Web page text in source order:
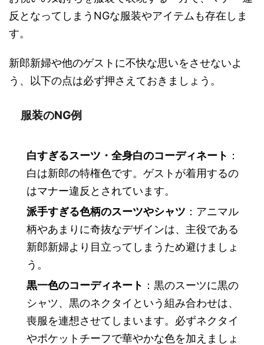
反となってしまうNGな服装やアイテムも存在しま
す。
新郎新婦や他のゲストに不快な思いをさせないよ
う、以下の点は必ず押さえておきましょう。
服装のNG例
白すぎるスーツ・全身白のコーディネート ：
白は新郎の特権色です。ゲストが着用するの
はマナー違反とされています。
派手すぎる色柄のスーツやシャツ ：アニマル
柄やあまりに奇抜なデザインは、主役である
新郎新婦より目立ってしまうため避けましょ
う。
黒一色のコーディネート ：黒のスーツに黒の
シャツ、黒のネクタイという組み合わせは、
喪服を連想させてしまいます。必ずネクタイ
やポケットチーフで華やかな色を加えましょ